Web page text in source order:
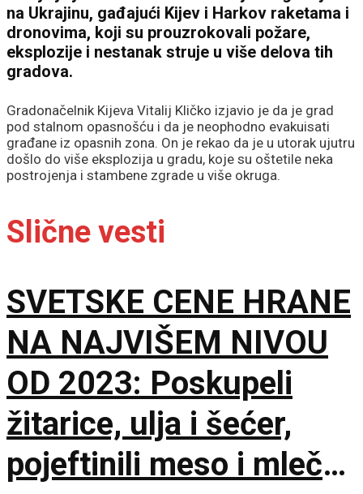
na Ukrajinu, gađajući Kijev i Harkov raketama i
dronovima, koji su prouzrokovali požare,
eksplozije i nestanak struje u više delova tih
gradova.
Gradonačelnik Kijeva Vitalij Kličko izjavio je da je grad
pod stalnom opasnošću i da je neophodno evakuisati
građane iz opasnih zona. On je rekao da je u utorak ujutru
došlo do više eksplozija u gradu, koje su oštetile neka
postrojenja i stambene zgrade u više okruga.
Slične vesti
SVETSKE CENE HRANE
NA NAJVIŠEM NIVOU
OD 2023: Poskupeli
žitarice, ulja i šećer,
pojeftinili meso i mlečni